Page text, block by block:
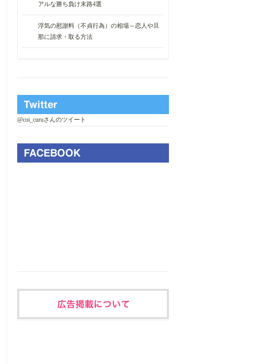
アルな勝ち負け末路4選
浮気の慰謝料（不貞行為）の相場～恋人や旦
那に請求・取る方法
@coi_curuさんのツイート